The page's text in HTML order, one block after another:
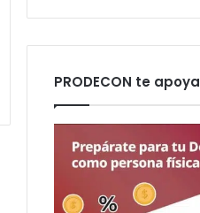
PRODECON te apoya